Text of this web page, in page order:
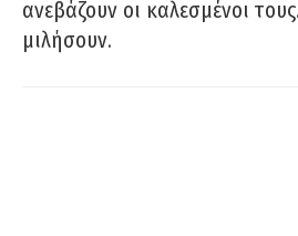
ανεβάζουν οι καλεσμένοι
μιλήσουν.